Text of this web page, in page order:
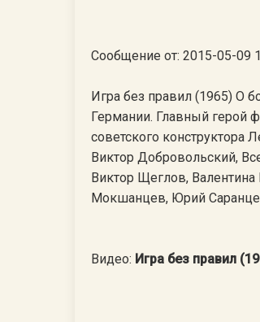
Сообщение от: 2015-05-09
Игра без правил (1965) О
Германии. Главный герой
советского
Виктор Добровольский,
Виктор Щеглов,
Мокшанцев, Юрий
Видео: Игра без правил